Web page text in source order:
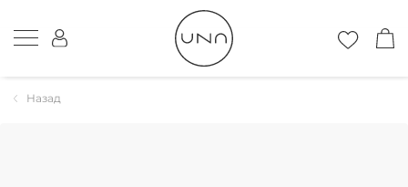
Назад